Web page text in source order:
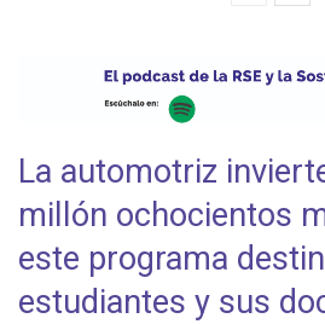
La automotriz
millón ochocientos
este programa
estudiantes y sus